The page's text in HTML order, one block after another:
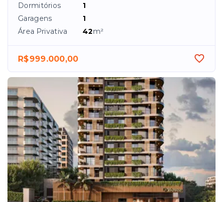
Dormitórios
1
Garagens
1
Área Privativa
42m²
R$999.000,00